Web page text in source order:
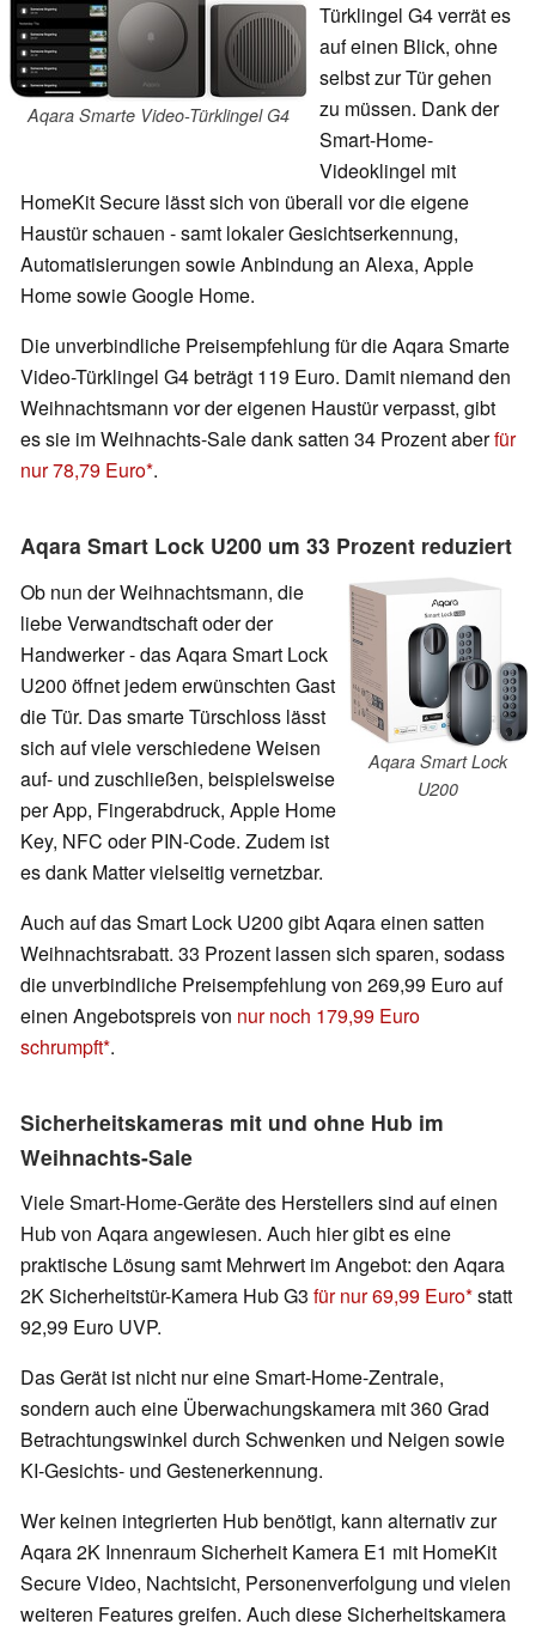
Aqara Smarte Video-Türklingel G4
Türklingel G4 verrät es
auf einen Blick, ohne
selbst zur Tür gehen
zu müssen. Dank der
Smart-Home-
Videoklingel mit
HomeKit Secure lässt sich von überall vor die eigene
Haustür schauen - samt lokaler Gesichtserkennung,
Automatisierungen sowie Anbindung an Alexa, Apple
Home sowie Google Home.
Die unverbindliche Preisempfehlung für die Aqara Smarte
Video-Türklingel G4 beträgt 119 Euro. Damit niemand den
Weihnachtsmann vor der eigenen Haustür verpasst, gibt
es sie im Weihnachts-Sale dank satten 34 Prozent aberfür
nur 78,79 Euro .
Aqara Smart Lock U200 um 33 Prozent reduziert
Aqara Smart Lock
U200
Ob nun der Weihnachtsmann, die
liebe Verwandtschaft oder der
Handwerker - das Aqara Smart Lock
U200 öffnet jedem erwünschten Gast
die Tür. Das smarte Türschloss lässt
sich auf viele verschiedene Weisen
auf- und zuschließen, beispielsweise
per App, Fingerabdruck, Apple Home
Key, NFC oder PIN-Code. Zudem ist
es dank Matter vielseitig vernetzbar.
Auch auf das Smart Lock U200 gibt Aqara einen satten
Weihnachtsrabatt. 33 Prozent lassen sich sparen, sodass
die unverbindliche Preisempfehlung von 269,99 Euro auf
einen Angebotspreis von nur noch 179,99 Euro
schrumpft .
Sicherheitskameras mit und ohne Hub im
Weihnachts-Sale
Viele Smart-Home-Geräte des Herstellers sind auf einen
Hub von Aqara angewiesen. Auch hier gibt es eine
praktische Lösung samt Mehrwert im Angebot: den Aqara
2K Sicherheitstür-Kamera Hub G3 für nur 69,99 Euro statt
92,99 Euro UVP.
Das Gerät ist nicht nur eine Smart-Home-Zentrale,
sondern auch eine Überwachungskamera mit 360 Grad
Betrachtungswinkel durch Schwenken und Neigen sowie
KI-Gesichts- und Gestenerkennung.
Wer keinen integrierten Hub benötigt, kann alternativ zur
Aqara 2K Innenraum Sicherheit Kamera E1 mit HomeKit
Secure Video, Nachtsicht, Personenverfolgung und vielen
weiteren Features greifen. Auch diese Sicherheitskamera